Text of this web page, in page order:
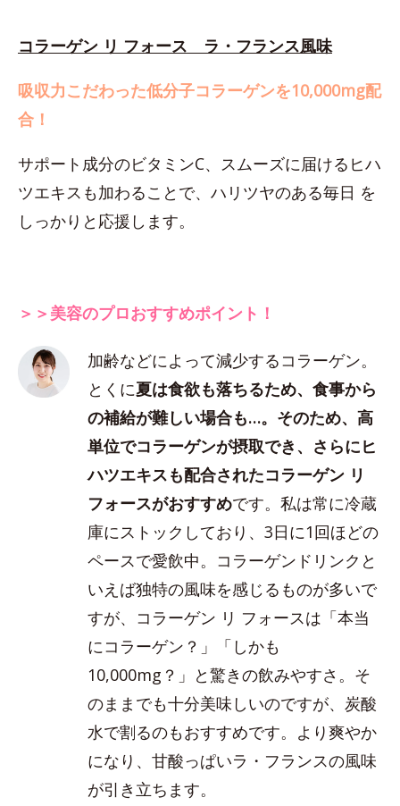
コラーゲン リ フォース ラ・フランス風味
吸収力こだわった低分子コラーゲンを10,000mg配
合！
サポート成分のビタミンC、スムーズに届けるヒハ
ツエキスも加わることで、ハリツヤのある毎日 を
しっかりと応援します。
＞＞美容のプロおすすめポイント！
加齢などによって減少するコラーゲン。
とくに夏は食欲も落ちるため、食事から
の補給が難しい場合も…。そのため、高
単位でコラーゲンが摂取でき、さらにヒ
ハツエキスも配合されたコラーゲン リ
フォースがおすすめです。私は常に冷蔵
庫にストックしており、3日に1回ほどの
ペースで愛飲中。コラーゲンドリンクと
いえば独特の風味を感じるものが多いで
すが、コラーゲン リ フォースは「本当
にコラーゲン？」「しかも
10,000mg？」と驚きの飲みやすさ。そ
のままでも十分美味しいのですが、炭酸
水で割るのもおすすめです。より爽やか
になり、甘酸っぱいラ・フランスの風味
が引き立ちます。